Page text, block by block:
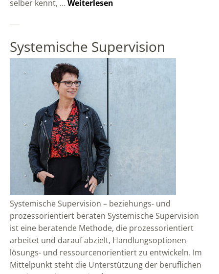
selber kennt, …Weiterlesen
Systemische Supervision
Systemische Supervision – beziehungs- und
prozessorientiert beraten Systemische Supervision
ist eine beratende Methode, die prozessorientiert
arbeitet und darauf abzielt, Handlungsoptionen
lösungs- und ressourcenorientiert zu entwickeln. Im
Mittelpunkt steht die Unterstützung der beruflichen